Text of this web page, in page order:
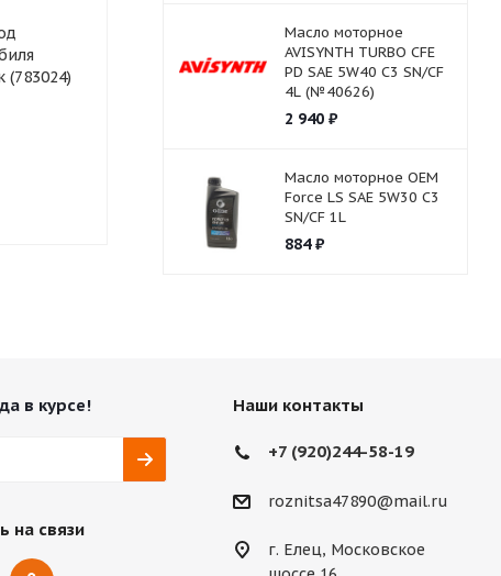
(783024)
Нет в наличии
Гидромасло
Нет в
Масло моторное
AVISYNTH TURBO СFE
PD SAE 5W40 C3 SN/CF
4L (№40626)
2 940₽
Масло моторное OEM
Force LS SAE 5W30 C3
SN/CF 1L
884₽
в курсе!
на связи
Наши контакты
+7 (920)244-58-19
roznitsa47890@mail.ru
г. Елец, Московское